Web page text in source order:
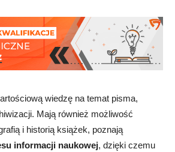
wiedzę na temat pisma,
Mają również możliwość
i historią książek, poznają
informacji naukowej, dzięki czemu